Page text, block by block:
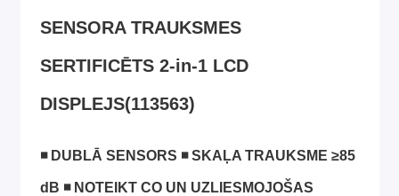
SENSORA TRAUKSMES
SERTIFICĒTS 2-in-1 LCD
DISPLEJS(113563)
◾ DUBLĀ SENSORS ◾ SKAĻA TRAUKSME ≥85
dB ◾ NOTEIKT CO UN UZLIESMOJOŠAS